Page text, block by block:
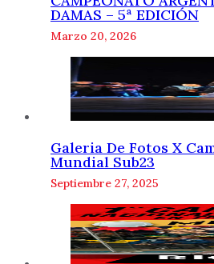
DAMAS – 5ª EDICIÓN
Marzo 20, 2026
Galeria De Fotos X
Mundial Sub23
Septiembre 27, 2025